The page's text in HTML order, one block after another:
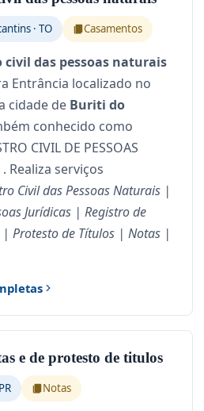
· TO Casamentos
civil das pessoas naturais
Entrância localizado no
cidade de Buriti do
conhecido como
CIVIL DE PESSOAS
. Realiza serviços
Civil das Pessoas Naturais |
Jurídicas | Registro de
| Protesto de Títulos | Notas |
e de protesto de titulos
Notas